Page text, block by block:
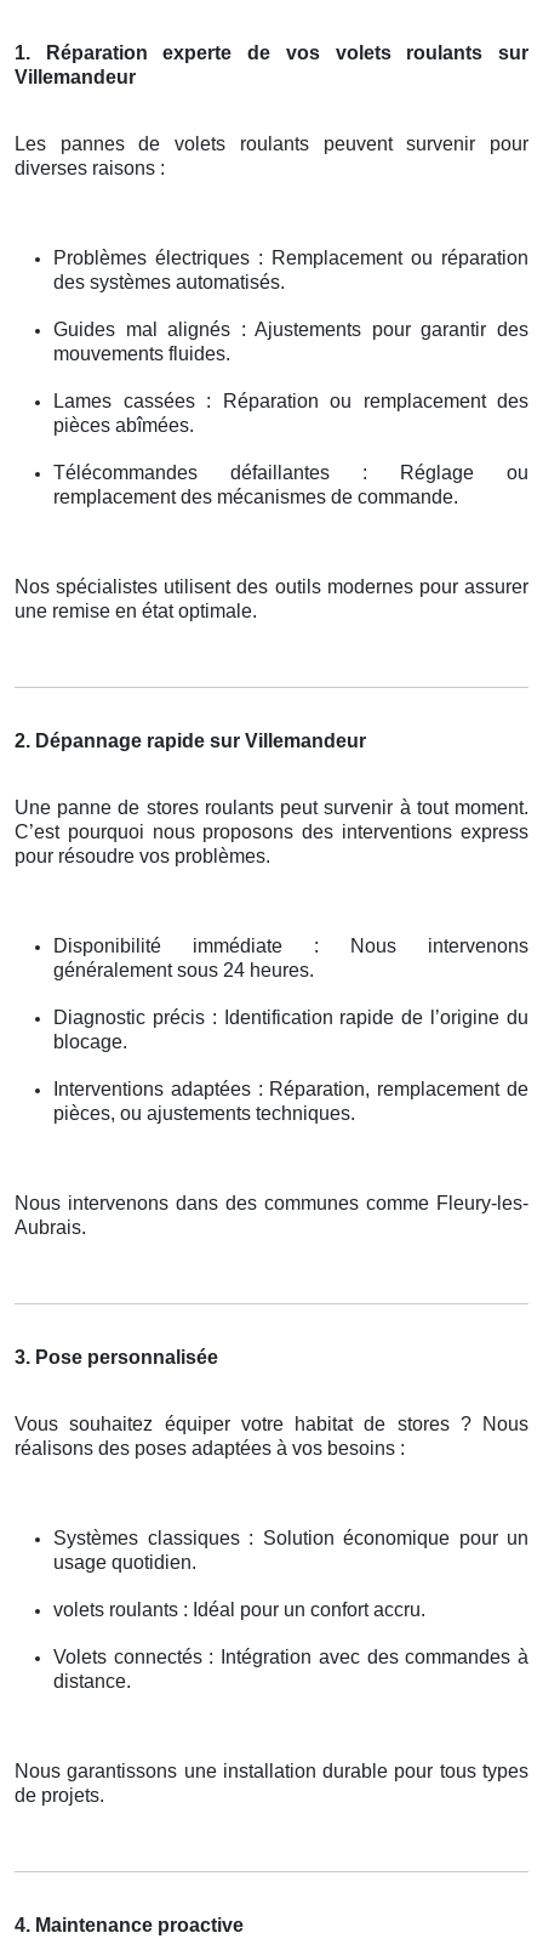
1. Réparation experte de vos volets roulants sur
Villemandeur
Les pannes de volets roulants peuvent survenir pour
diverses raisons :
Problèmes électriques : Remplacement ou réparation
des systèmes automatisés.
Guides mal alignés : Ajustements pour garantir des
mouvements fluides.
Lames cassées : Réparation ou remplacement des
pièces abîmées.
Télécommandes défaillantes : Réglage ou
remplacement des mécanismes de commande.
Nos spécialistes utilisent des outils modernes pour assurer
une remise en état optimale.
2. Dépannage rapide sur Villemandeur
Une panne de stores roulants peut survenir à tout moment.
C’est pourquoi nous proposons des interventions express
pour résoudre vos problèmes.
Disponibilité immédiate : Nous intervenons
généralement sous 24 heures.
Diagnostic précis : Identification rapide de l’origine du
blocage.
Interventions adaptées : Réparation, remplacement de
pièces, ou ajustements techniques.
Nous intervenons dans des communes comme Fleury-les-
Aubrais.
3. Pose personnalisée
Vous souhaitez équiper votre habitat de stores ? Nous
réalisons des poses adaptées à vos besoins :
Systèmes classiques : Solution économique pour un
usage quotidien.
volets roulants : Idéal pour un confort accru.
Volets connectés : Intégration avec des commandes à
distance.
Nous garantissons une installation durable pour tous types
de projets.
4. Maintenance proactive